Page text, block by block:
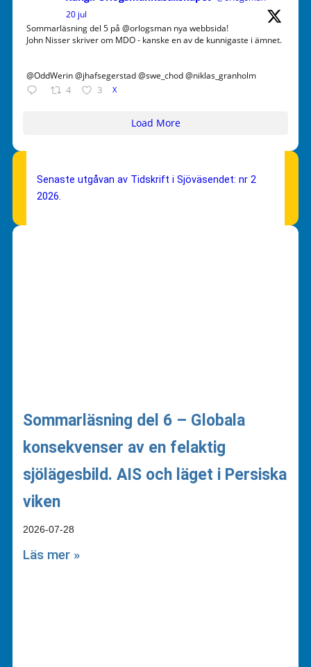
20 jul
Sommarläsning del 5 på @orlogsman nya webbsida!
John Nisser skriver om MDO - kanske en av de kunnigaste i ämnet.
@OddWerin @jhafsegerstad @swe_chod @niklas_granholm
4 3 X
Load More
Senaste utgåvan av Tidskrift i Sjöväsendet: nr 2
2026.
Sommarläsning del 6 – Globala
konsekvenser av en felaktig
sjölägesbild. AIS och läget i Persiska
viken
2026-07-28
Läs mer »